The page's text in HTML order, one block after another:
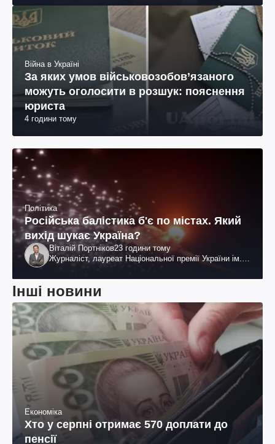
Війна в Україні
За яких умов військовозобов’язаного
можуть оголосити в розшук: пояснення
юриста
4 години тому
Політика
Російська балістика б'є по містах. Який
вихід шукає Україна?
Віталій Портніков23 години тому
Журналіст, лауреат Національної премії України ім.
Інші новини
Економіка
Хто у серпні отримає 570 доплати до
пенсії